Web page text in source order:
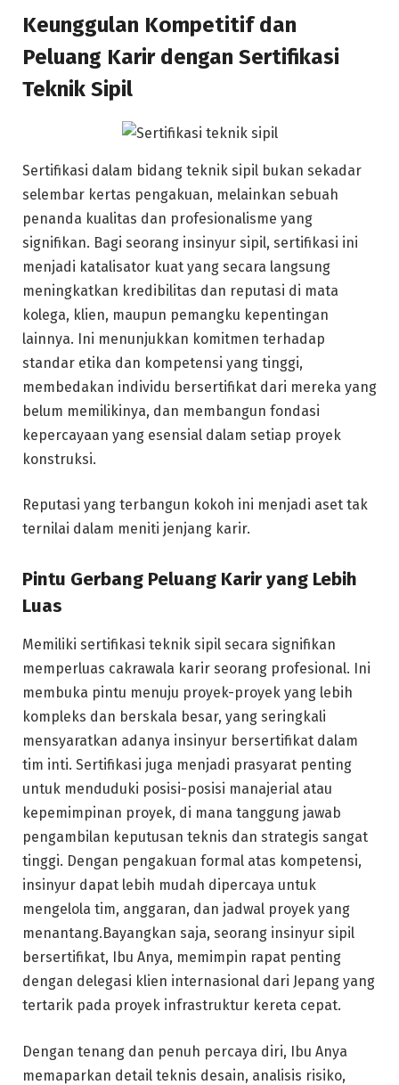
Keunggulan Kompetitif dan
Peluang Karir dengan Sertifikasi
Teknik Sipil
Sertifikasi dalam bidang teknik sipil bukan sekadar
selembar kertas pengakuan, melainkan sebuah
penanda kualitas dan profesionalisme yang
signifikan. Bagi seorang insinyur sipil, sertifikasi ini
menjadi katalisator kuat yang secara langsung
meningkatkan kredibilitas dan reputasi di mata
kolega, klien, maupun pemangku kepentingan
lainnya. Ini menunjukkan komitmen terhadap
standar etika dan kompetensi yang tinggi,
membedakan individu bersertifikat dari mereka yang
belum memilikinya, dan membangun fondasi
kepercayaan yang esensial dalam setiap proyek
konstruksi.
Reputasi yang terbangun kokoh ini menjadi aset tak
ternilai dalam meniti jenjang karir.
Pintu Gerbang Peluang Karir yang Lebih
Luas
Memiliki sertifikasi teknik sipil secara signifikan
memperluas cakrawala karir seorang profesional. Ini
membuka pintu menuju proyek-proyek yang lebih
kompleks dan berskala besar, yang seringkali
mensyaratkan adanya insinyur bersertifikat dalam
tim inti. Sertifikasi juga menjadi prasyarat penting
untuk menduduki posisi-posisi manajerial atau
kepemimpinan proyek, di mana tanggung jawab
pengambilan keputusan teknis dan strategis sangat
tinggi. Dengan pengakuan formal atas kompetensi,
insinyur dapat lebih mudah dipercaya untuk
mengelola tim, anggaran, dan jadwal proyek yang
menantang.Bayangkan saja, seorang insinyur sipil
bersertifikat, Ibu Anya, memimpin rapat penting
dengan delegasi klien internasional dari Jepang yang
tertarik pada proyek infrastruktur kereta cepat.
Dengan tenang dan penuh percaya diri, Ibu Anya
memaparkan detail teknis desain, analisis risiko,